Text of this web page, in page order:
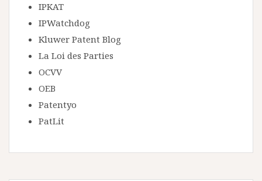
IPKAT
IPWatchdog
Kluwer Patent Blog
La Loi des Parties
OCVV
OEB
Patentyo
PatLit